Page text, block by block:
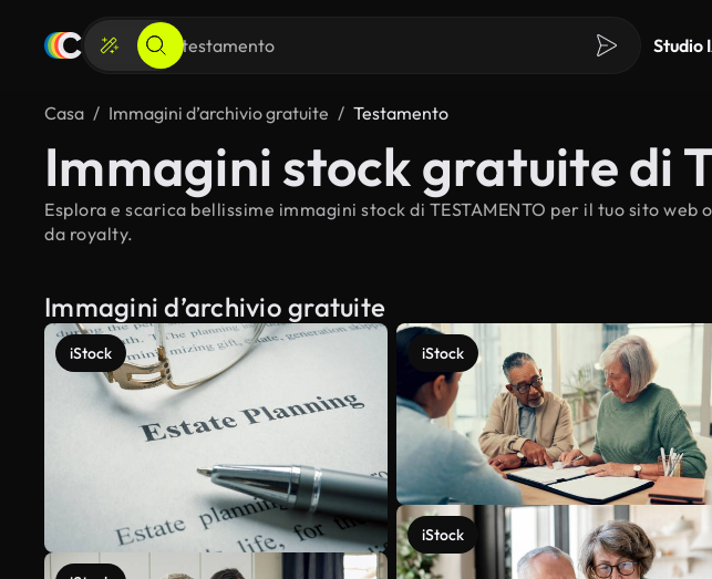
Studio
Casa Immagini d’archivio gratuite Testamento
Immagini stock gratuite di
Esplora e scarica bellissime immagini stock di TESTAMENTO per il tuo sito
da royalty.
Immagini d’archivio gratuite
iStock iStock
iStock